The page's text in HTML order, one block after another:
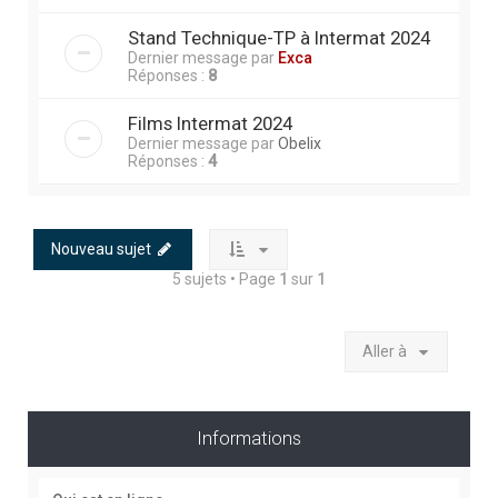
Stand Technique-TP à Intermat 2024
Dernier message par Exca
Réponses : 8
Films Intermat 2024
Dernier message parObelix
Réponses : 4
Nouveau sujet
5 sujets • Page 1 sur 1
Aller à
Informations